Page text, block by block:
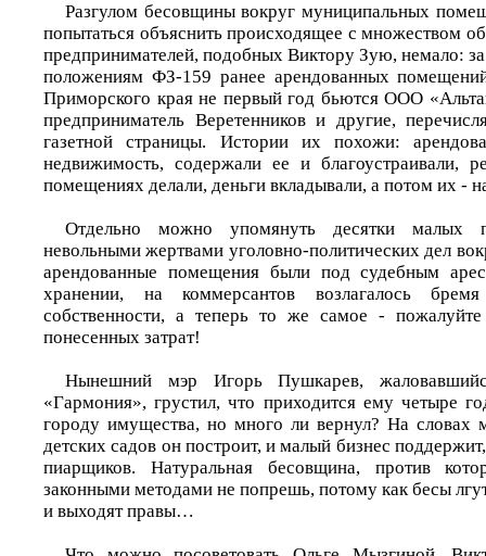
Разгулом бесовщины вокруг муниципальных
попытаться объяснить происходящее с множеством
предпринимателей, подобных Виктору Зую, немало:
положениям ФЗ-159 ранее арендованных
Приморского края не первый год бьются ООО
предприниматель Веретенников и другие,
газетной страницы. Истории их похожи:
недвижимость, содержали ее и благоустраивали,
помещениях делали, деньги вкладывали, а потом их -
Отдельно можно упомянуть десятки малых
невольными жертвами уголовно-политических дел
арендованные помещения были под судебным
хранении, на коммерсантов возлагалось
собственности, а теперь то же самое -
понесенных затрат!
Нынешний мэр Игорь Пушкарев,
«Гармония», грустил, что приходится ему четыре
городу имущества, но много ли вернул? На словах
детских садов он построит, и малый бизнес
пиарщиков. Натуральная бесовщина, против
законными методами не попрешь, потому как бесы
и выходят правы…